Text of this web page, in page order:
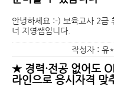
안녕하세요 :-) 보육교사 2급
너 지영쌤입니다.
작성자 : 유
★ 경력·전공 없어도
라인으로 응시자격 맞